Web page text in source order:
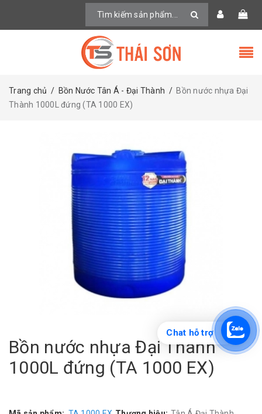
Trang chủ / Bồn Nước Tân Á - Đại Thành / Bồn nước nhựa Đại
Thành 1000L đứng (TA 1000 EX)
Bồn nước nhựa Đại Thành
1000L đứng (TA 1000 EX)
Chat hỗ trợ